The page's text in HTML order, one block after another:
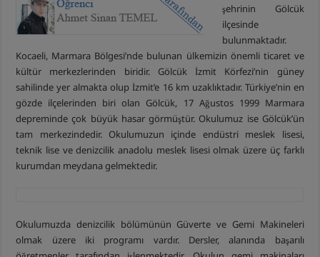
şehrinin Gölcük
ilçesinde
bulunmaktadır.
Kocaeli, Marmara Bölgesi’nde bulunan ülkemizin önemli ticaret ve
kültür merkezlerinden biridir. Gölcük İzmit Körfezi’nin güney
sahilinde yer almakta olup İzmit’e 16 km uzaklıktadır. Türkiye’nin en
gözde ilçelerinden biri olan Gölcük, 17 Ağustos 1999 Marmara
depreminde çok büyük hasar görmüştür. Okulumuz ise Gölcük’ün
tam merkezindedir. Okulumuzun içinde endüstri meslek lisesi,
teknik lise ve denizcilik anadolu meslek lisesi olmak üzere üç farklı
kurumdan meydana gelmektedir.
Okulumuzda denizcilik bölümünün Güverte ve Gemi Makineleri
olmak üzere iki programı vardır. Dersler, alanında başarılı